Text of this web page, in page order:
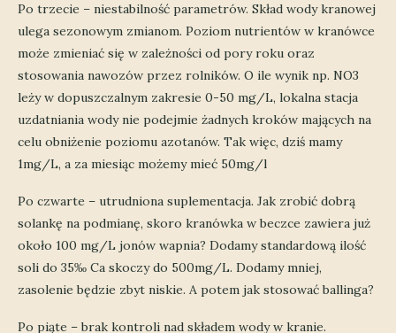
Po trzecie – niestabilność parametrów. Skład wody kranowej
ulega sezonowym zmianom. Poziom nutrientów w kranówce
może zmieniać się w zależności od pory roku oraz
stosowania nawozów przez rolników. O ile wynik np. NO3
leży w dopuszczalnym zakresie 0-50 mg/L, lokalna stacja
uzdatniania wody nie podejmie żadnych kroków mających na
celu obniżenie poziomu azotanów. Tak więc, dziś mamy
1mg/L, a za miesiąc możemy mieć 50mg/l
Po czwarte – utrudniona suplementacja. Jak zrobić dobrą
solankę na podmianę, skoro kranówka w beczce zawiera już
około 100 mg/L jonów wapnia? Dodamy standardową ilość
soli do 35‰ Ca skoczy do 500mg/L. Dodamy mniej,
zasolenie będzie zbyt niskie. A potem jak stosować ballinga?
Po piąte – brak kontroli nad składem wody w kranie.